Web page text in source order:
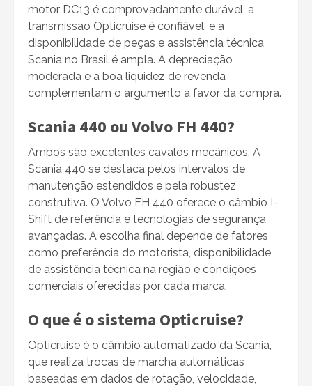
motor DC13 é comprovadamente durável, a
transmissão Opticruise é confiável, e a
disponibilidade de peças e assistência técnica
Scania no Brasil é ampla. A depreciação
moderada e a boa liquidez de revenda
complementam o argumento a favor da compra.
Scania 440 ou Volvo FH 440?
Ambos são excelentes cavalos mecânicos. A
Scania 440 se destaca pelos intervalos de
manutenção estendidos e pela robustez
construtiva. O Volvo FH 440 oferece o câmbio I-
Shift de referência e tecnologias de segurança
avançadas. A escolha final depende de fatores
como preferência do motorista, disponibilidade
de assistência técnica na região e condições
comerciais oferecidas por cada marca.
O que é o sistema Opticruise?
Opticruise é o câmbio automatizado da Scania,
que realiza trocas de marcha automáticas
baseadas em dados de rotação, velocidade,